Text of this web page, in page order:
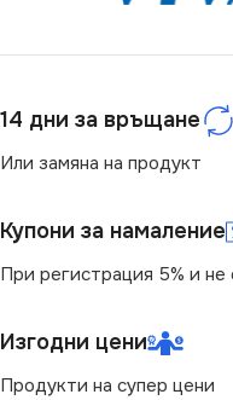
14 дни за връщане
Или замяна на продукт
Купони за намаление
При регистрация 5% и не
Изгодни цени
Продукти на супер цени